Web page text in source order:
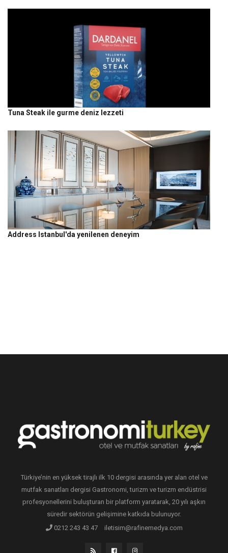
Tuna Steak ile gurme deniz lezzeti
Address Istanbul'da yenilenen deneyim
Türkiye’nin en yüksek tirajlı ilk 10 dergisi arasında yer alan otel ve
mutfak sanatları dergisi Gastronomi, turizm ve turizm endüstrisi
profesyonellerini buluşturan bir platform yaratarak, 20 yılı aşkın
süredir sektörün gelişimine katkıda bulunuyor.
0212 243 43 47
iletisim@rafinemedya.com